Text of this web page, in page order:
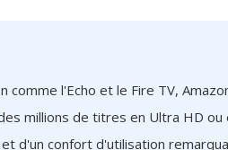
l'Echo et le Fire TV,
millions de titres en Ultra HD
d'un confort d'utilisation